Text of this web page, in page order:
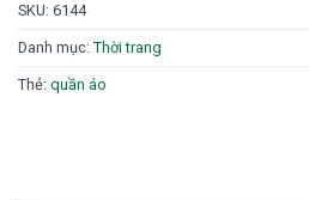
SKU: 6144
Danh mục: Thời trang
Thẻ: quần áo